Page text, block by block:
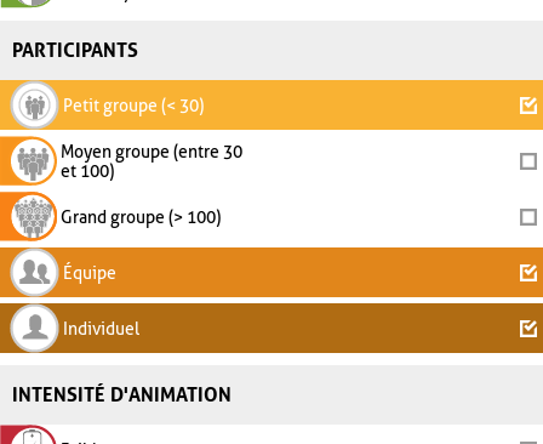
PARTICIPANTS
Petit groupe (< 30)
Moyen groupe (entre 30
et 100)
Grand groupe (> 100)
Équipe
Individuel
INTENSITÉ D'ANIMATION